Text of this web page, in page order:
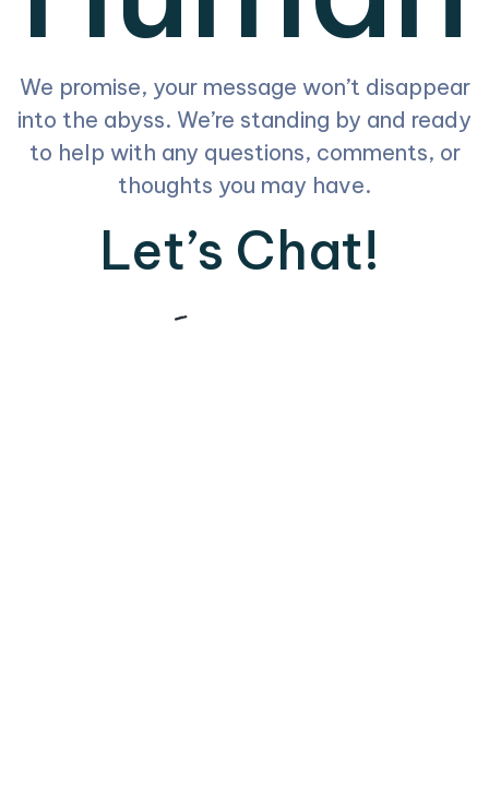
We promise, your message won’t disappear
into the abyss. We’re standing by and ready
to help with any questions, comments, or
thoughts you may have.
Let’s Chat!